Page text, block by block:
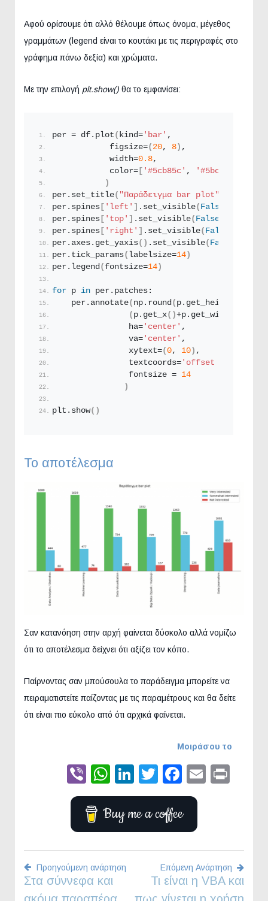
Αφού ορίσουμε ότι αλλό θέλουμε όπως όνομα, μέγεθος
γραμμάτων (legend είναι το κουτάκι με τις περιγραφές στο
γράφημα πάνω δεξία) και χρώματα.
Με την επιλογή plt.show() θα το εμφανίσει:
per = df. plot ( kind= 'bar' ,
            figsize=
( 20, 8) ,
            width=
0.8,
            color=
[ '#5cb85c' , '#5bc0de'
)
per. set_title( "Παράδειγμα bar plot"
per.spines [ 'left' ] . set_visible( False
per.spines [ 'top' ] . set_visible( False
per.spines [ 'right' ] . set_visible( False
per.axes. get_yaxis() . set_visible( False
per. tick_params( labelsize=14)
per. legend ( fontsize=14)
for p in per.patches:
    per.
annotate( np. round ( p. get_height
( p. get_x()+p. get_width
                ha=
'center' ,
                va=
'center' ,
                xytext=
(0, 10) ,
                textcoords=
'offset points'
                fontsize =
14
)
plt. show()
Το αποτέλεσμα
Σαν κατανόηση στην αρχή φαίνεται δύσκολο αλλά νομίζω
ότι το αποτέλεσμα δείχνει ότι αξίζει τον κόπο.
Παίρνοντας σαν μπούσουλα το παράδειγμα μπορείτε να
πειραματιστείτε παίζοντας με τις παραμέτρους και θα δείτε
ότι είναι πιο εύκολο από ότι αρχικά φαίνεται.
Μοιράσου το
ViberWhatsApp
LinkedIn
TwitterEmail
Buy me a coffee
Πλοήγηση
Προηγούμενη ανάρτηση
Στα σύννεφα και
Επόμενη Ανάρτηση
Τι είναι η VBA και